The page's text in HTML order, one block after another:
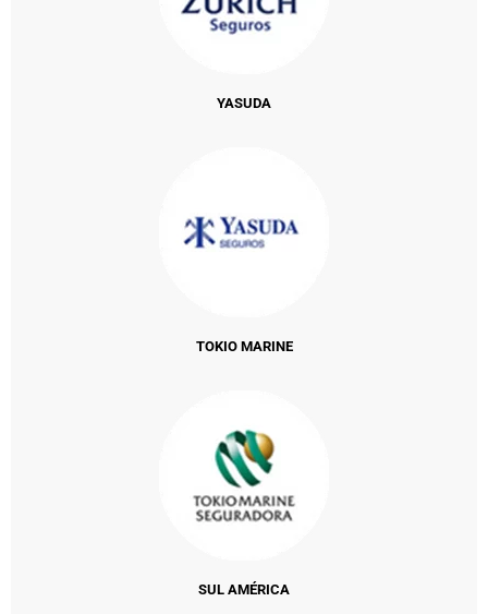
YASUDA
TOKIO MARINE
SUL AMÉRICA